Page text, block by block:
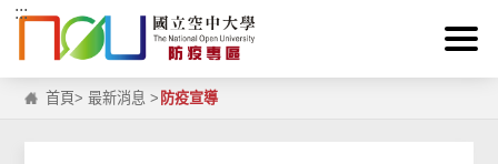
跳到主要內容區塊
:::
首頁>最新消息 > 防疫宣導